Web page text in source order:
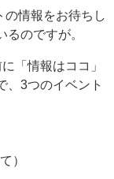
の情報をお待ちし
のですが。
「情報はココ」
、3つのイベント
）